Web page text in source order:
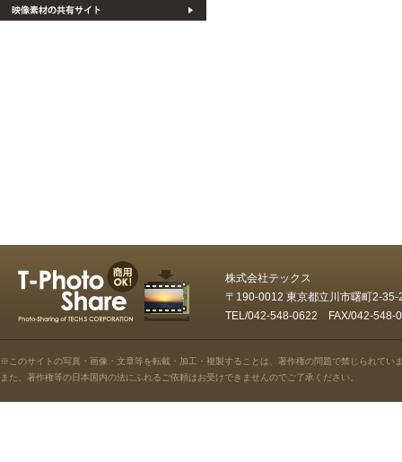
株式会社テックス
〒190-0012 東京都立川市曙町2-
TEL/042-548-0622 FAX/042-548-
※このサイトの写真・画像・文章等を転載・加工・複製することは、著作権の問題で禁じられてい
また、著作権等の日本国内の法にふれるご依頼はお受けできませんのでご了承ください。